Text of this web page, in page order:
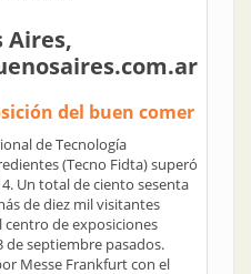
Aires,
del buen comer
de Tecnología
(Tecno Fidta) superó
Un total de ciento sesenta
de diez mil visitantes
centro de exposiciones
de septiembre pasados.
Messe Frankfurt con el